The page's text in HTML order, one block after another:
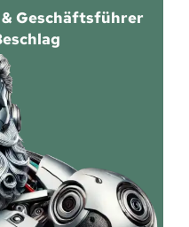
Geschäftsführer